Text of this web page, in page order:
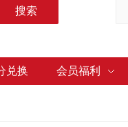
兑换 会员福利